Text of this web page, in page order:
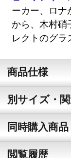
ーカー、ロナ
から、木村硝
レクトのグラ
商品仕様
別サイズ・
同時購入商品
閲覧履歴